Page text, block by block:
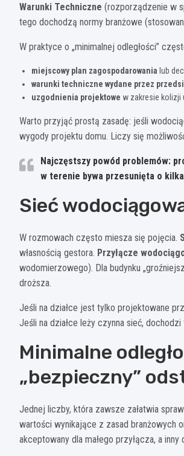
Warunki Techniczne (rozporządzenie w
tego dochodzą normy branżowe
W praktyce o „minimalnej odległości”
miejscowy plan zagospodarowania lub
warunki techniczne wydane przez
uzgodnienia projektowe w zakresie kolizji
Warto przyjąć prostą zasadę: jeśli
wygody projektu domu. Liczy się
Najczęstszy powód problemów:
w terenie bywa przesunięta o
Sieć
W rozmowach często miesza się pojęcia.
własnością gestora. Przyłącze
wodomierzowego). Dla budynku
droższa.
Jeśli na działce jest tylko projektowane
Jeśli na działce leży czynna sieć,
Minimalne
„bezpieczny”
Jednej liczby, która zawsze załatwia
wartości wynikające z zasad branżowych
akceptowany dla małego przyłącza, a